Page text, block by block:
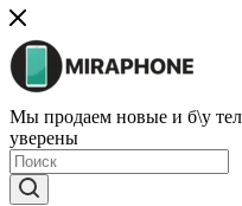
Мы продаем новые и б\у
уверены